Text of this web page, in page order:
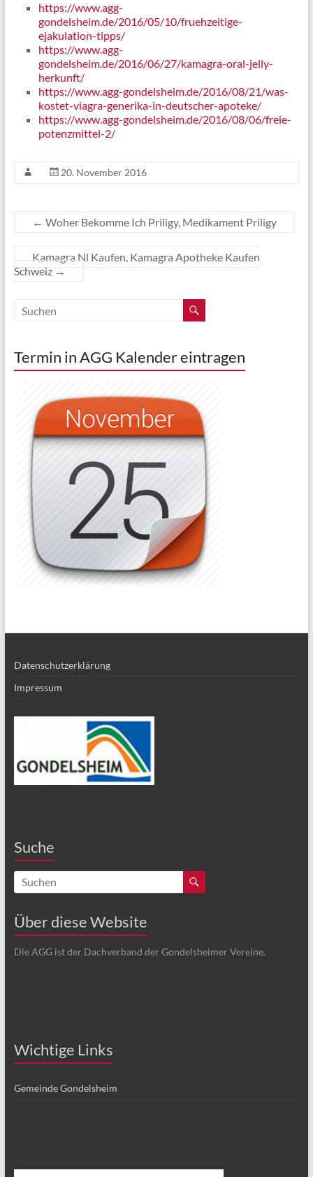
https://www.agg-
gondelsheim.de/2016/05/10/fruehzeitige-
ejakulation-tipps/
https://www.agg-
gondelsheim.de/2016/06/27/kamagra-oral-jelly-
herkunft/
https://www.agg-gondelsheim.de/2016/08/21/was-
kostet-viagra-generika-in-deutscher-apoteke/
https://www.agg-gondelsheim.de/2016/08/06/freie-
potenzmittel-2/
20. November 2016
← Woher Bekomme Ich Priligy, Medikament Priligy
Kamagra Nl Kaufen, Kamagra Apotheke Kaufen
Schweiz →
Termin in AGG Kalender eintragen
Datenschutzerklärung
Impressum
Suche
Über diese Website
Die AGG ist der Dachverband der Gondelsheimer Vereine.
Wichtige Links
Gemeinde Gondelsheim